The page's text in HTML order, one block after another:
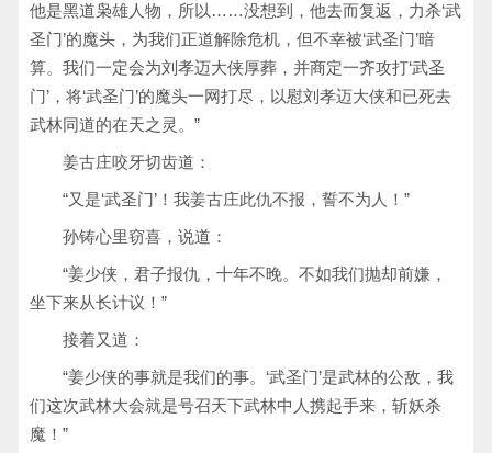
他是黑道枭雄人物，所以……没想到，他去而复返，力杀‘武
圣门’的魔头，为我们正道解除危机，但不幸被‘武圣门’暗
算。我们一定会为刘孝迈大侠厚葬，并商定一齐攻打‘武圣
门’，将‘武圣门’的魔头一网打尽，以慰刘孝迈大侠和已死去
武林同道的在天之灵。”
姜古庄咬牙切齿道：
“又是‘武圣门’！我姜古庄此仇不报，誓不为人！”
孙铸心里窃喜，说道：
“姜少侠，君子报仇，十年不晚。不如我们抛却前嫌，
坐下来从长计议！”
接着又道：
“姜少侠的事就是我们的事。‘武圣门’是武林的公敌，我
们这次武林大会就是号召天下武林中人携起手来，斩妖杀
魔！”